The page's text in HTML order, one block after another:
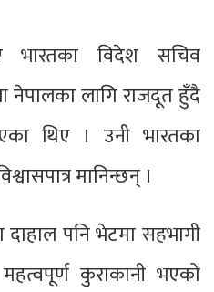
भारतका विदेश सचिव
नेपालका लागि राजदूत हुँदै
थिए । उनी भारतका
मानिन्छन् ।
दाहाल पनि भेटमा सहभागी
कुराकानी भएको